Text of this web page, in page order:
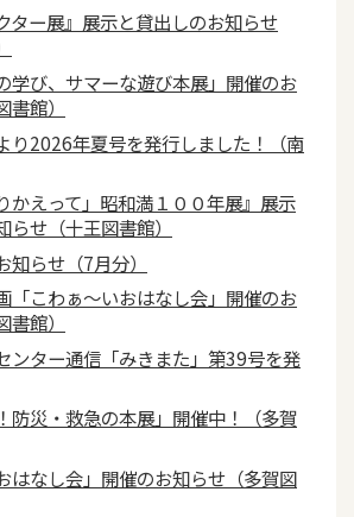
ター展』展示と貸出しのお知らせ
学び、サマーな遊び本展」開催のお
館）
り2026年夏号を発行しました！（南
かえって」昭和満１００年展』展示
らせ（十王図書館）
知らせ（7月分）
「こわぁ～いおはなし会」開催のお
館）
ンター通信「みきまた」第39号を発
防災・救急の本展」開催中！（多賀
はなし会」開催のお知らせ（多賀図